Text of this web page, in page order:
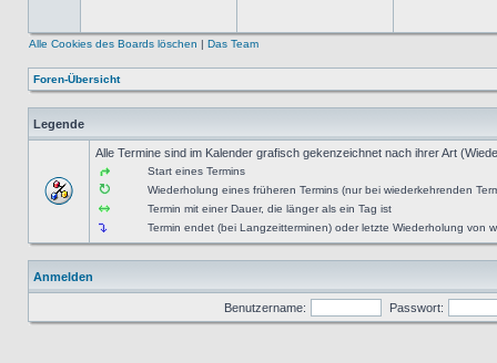
Alle Cookies des Boards löschen | Das Team
Foren-Übersicht
Legende
Alle Termine sind im Kalender grafisch gekenzeichnet nach ihrer Art
Start eines Termins
Wiederholung eines früheren Termins (nur bei wiederkehrenden
Termin mit einer Dauer, die länger als ein Tag ist
Termin endet (bei Langzeitterminen) oder letzte Wiederholung von
Anmelden
Benutzername: Passwort: